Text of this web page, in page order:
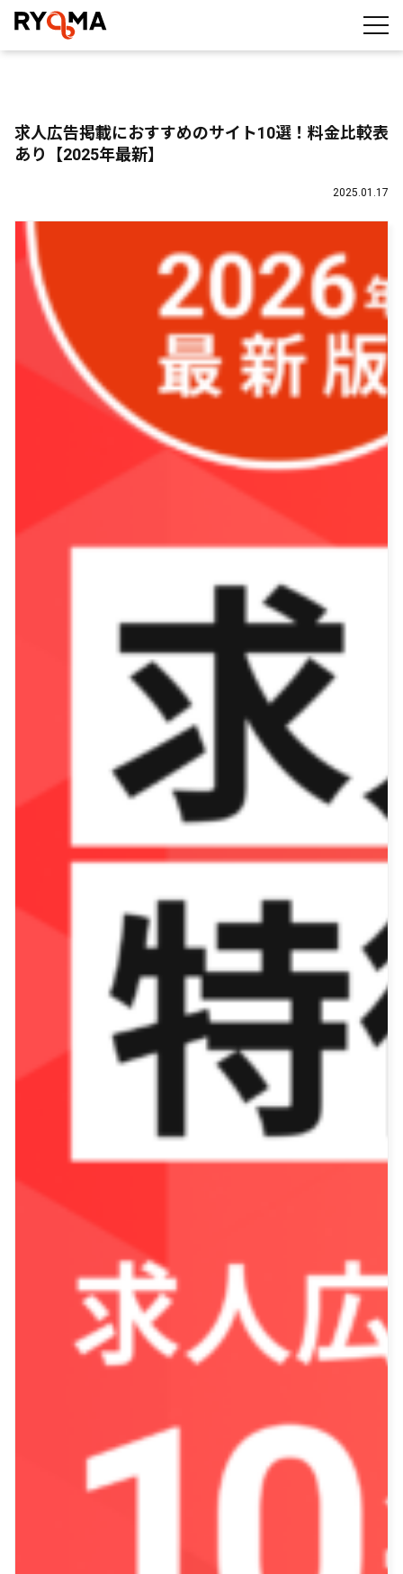
株式会社RYOMA
求人広告掲載におすすめのサイト10選！料金比較表
あり【2025年最新】
2025.01.17